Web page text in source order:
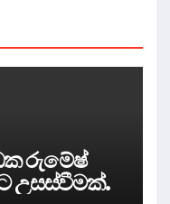
රුමේෂ්
උසස්වීමක්.